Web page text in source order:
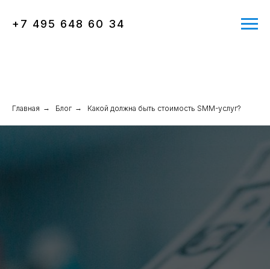
+7 495 648 60 34
Главная → Блог → Какой должна быть стоимость SMM-услуг?